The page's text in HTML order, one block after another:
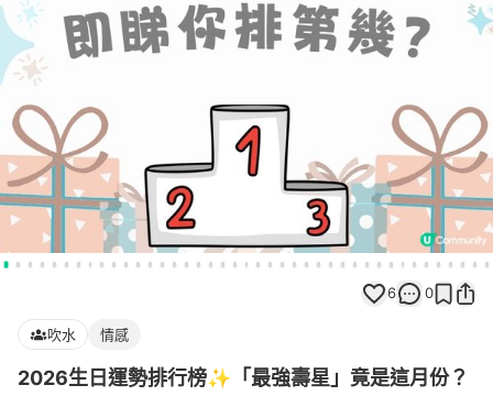
6 0
吹水 情感
2026生日運勢排行榜✨「最強壽星」竟是這月份？